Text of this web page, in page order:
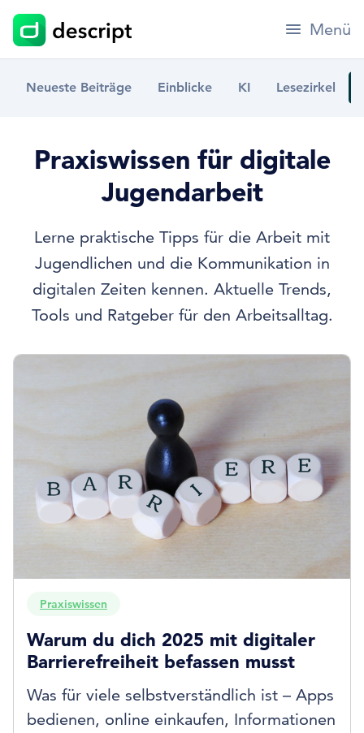
Menü
Neueste Beiträge Einblicke KI Lesezirkel
Praxiswissen für digitale
Jugendarbeit
Lerne praktische Tipps für die Arbeit mit
Jugendlichen und die Kommunikation in
digitalen Zeiten kennen. Aktuelle Trends,
Tools und Ratgeber für den Arbeitsalltag.
Praxiswissen
Warum du dich 2025 mit digitaler
Barrierefreiheit befassen musst
Was für viele selbstverständlich ist – Apps
bedienen, online einkaufen, Informationen